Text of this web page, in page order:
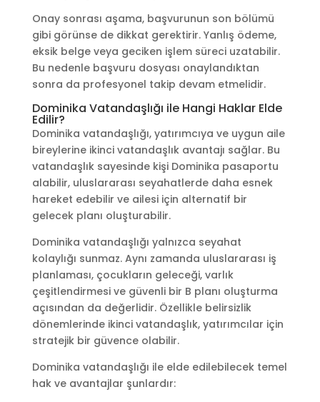
Onay sonrası aşama, başvurunun son bölümü
gibi görünse de dikkat gerektirir. Yanlış ödeme,
eksik belge veya geciken işlem süreci uzatabilir.
Bu nedenle başvuru dosyası onaylandıktan
sonra da profesyonel takip devam etmelidir.
Dominika Vatandaşlığı ile Hangi Haklar Elde
Edilir?
Dominika vatandaşlığı, yatırımcıya ve uygun aile
bireylerine ikinci vatandaşlık avantajı sağlar. Bu
vatandaşlık sayesinde kişi Dominika pasaportu
alabilir, uluslararası seyahatlerde daha esnek
hareket edebilir ve ailesi için alternatif bir
gelecek planı oluşturabilir.
Dominika vatandaşlığı yalnızca seyahat
kolaylığı sunmaz. Aynı zamanda uluslararası iş
planlaması, çocukların geleceği, varlık
çeşitlendirmesi ve güvenli bir B planı oluşturma
açısından da değerlidir. Özellikle belirsizlik
dönemlerinde ikinci vatandaşlık, yatırımcılar için
stratejik bir güvence olabilir.
Dominika vatandaşlığı ile elde edilebilecek temel
hak ve avantajlar şunlardır: